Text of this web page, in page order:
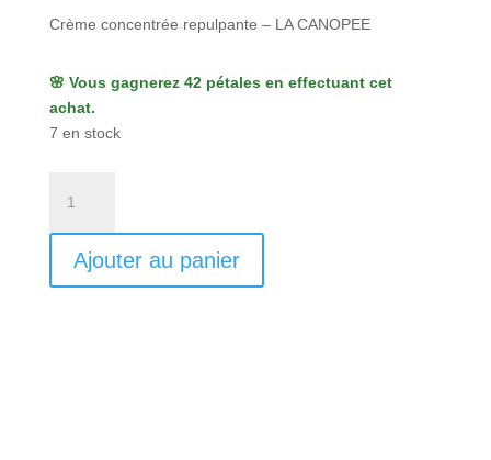
Crème concentrée repulpante – LA CANOPEE
🌸 Vous gagnerez 42 pétales en effectuant cet
achat.
7 en stock
Crème
concentrée
repulpante
Ajouter au panier